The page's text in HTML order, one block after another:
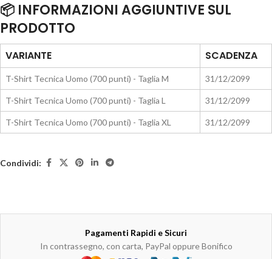
📦 INFORMAZIONI AGGIUNTIVE SUL
PRODOTTO
VARIANTE SCADENZA
T-Shirt Tecnica Uomo (700 punti) - Taglia M 31/12/2099
T-Shirt Tecnica Uomo (700 punti) - Taglia L 31/12/2099
T-Shirt Tecnica Uomo (700 punti) - Taglia XL 31/12/2099
Condividi:
Pagamenti Rapidi e Sicuri
In contrassegno, con carta, PayPal oppure Bonifico